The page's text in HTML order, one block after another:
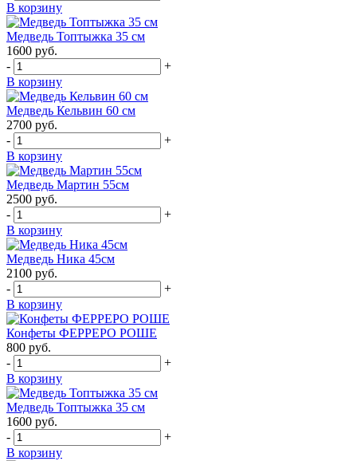
В корзину
Медведь Топтыжка 35 см
1600 руб.
-
+
В корзину
Медведь Кельвин 60 см
2700 руб.
-
+
В корзину
Медведь Мартин 55см
2500 руб.
-
+
В корзину
Медведь Ника 45см
2100 руб.
-
+
В корзину
Конфеты ФЕРРЕРО РОШЕ
800 руб.
-
+
В корзину
Медведь Топтыжка 35 см
1600 руб.
-
+
В корзину